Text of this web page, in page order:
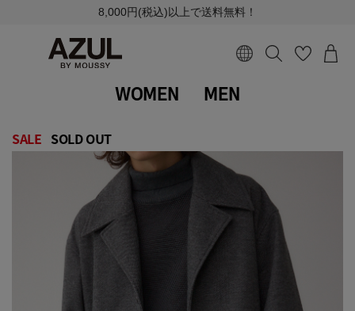
8,000円(税込)以上で送料無料！
WOMEN MEN
SALE SOLD OUT